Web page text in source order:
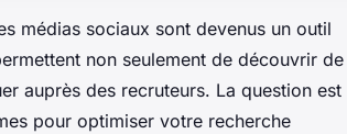
médias sociaux sont devenus un outil
non seulement de découvrir de
auprès des recruteurs. La question est
pour optimiser votre recherche